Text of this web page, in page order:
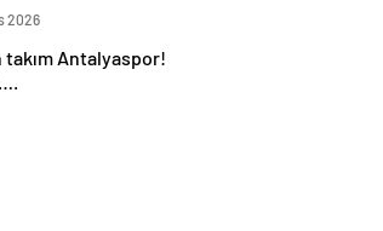
2026
takım Antalyaspor!